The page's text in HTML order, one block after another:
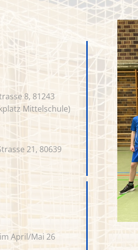
8, 81243
Mittelschule)
21, 80639
April/Mai 26